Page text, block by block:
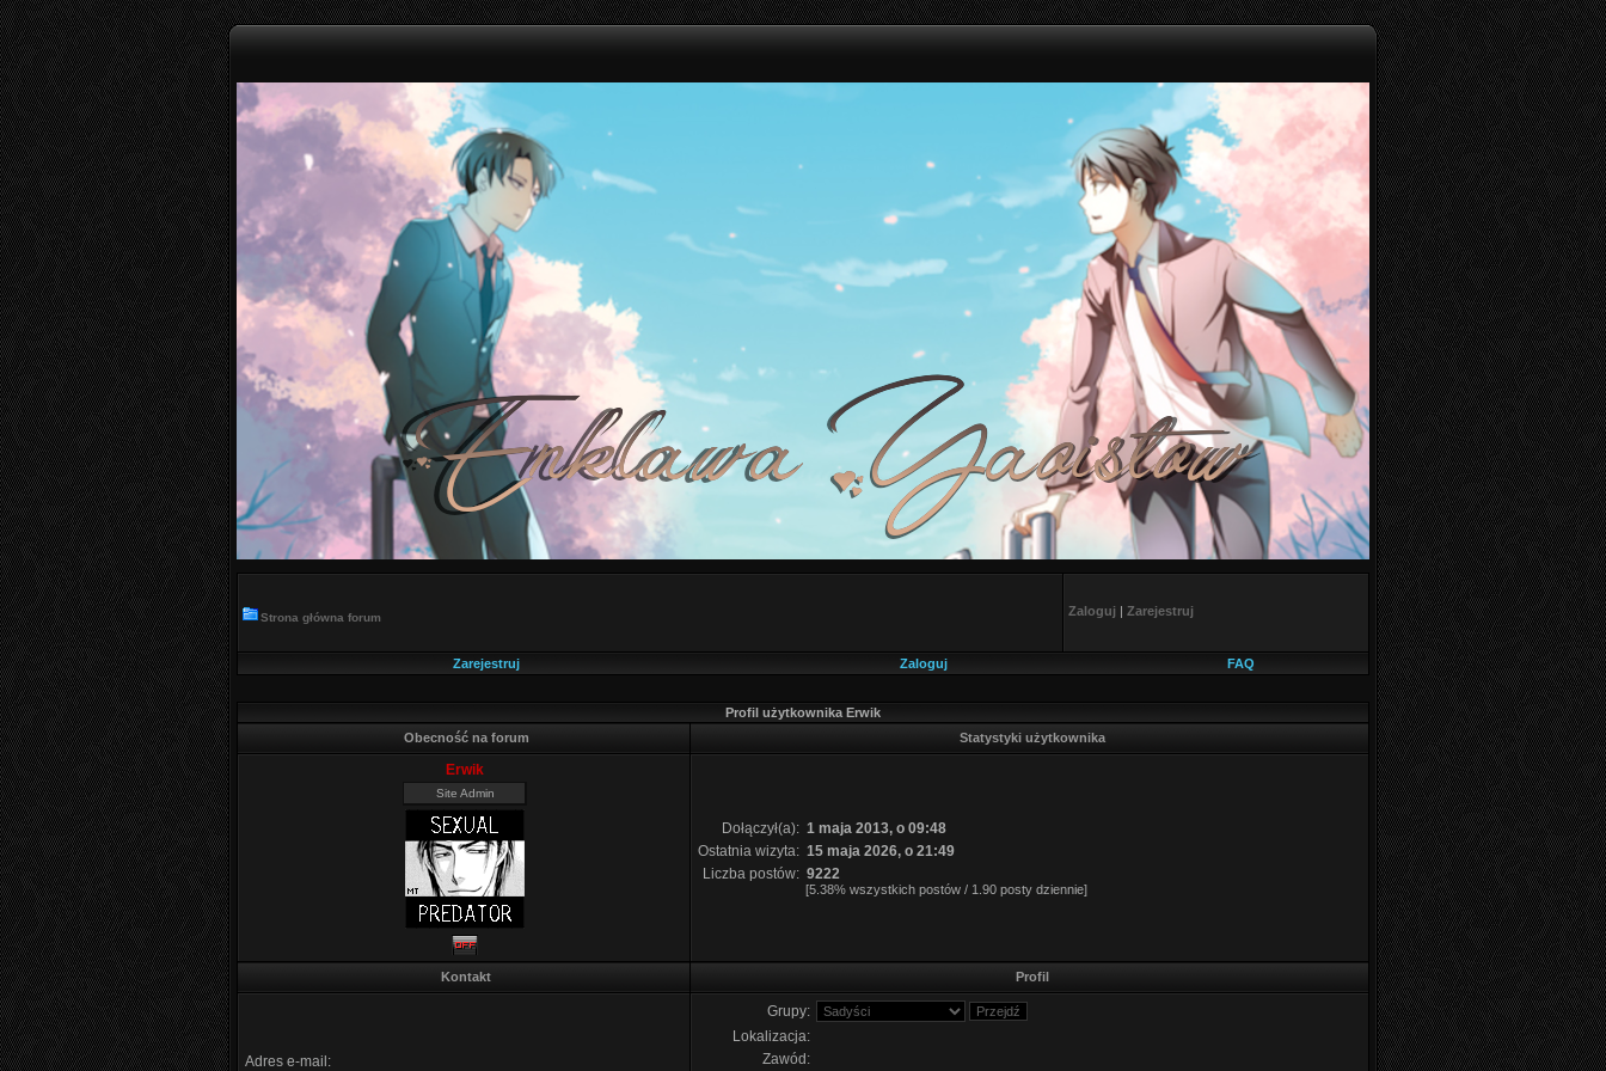
Strona główna forum Zaloguj | Zarejestruj
Zarejestruj Zaloguj FAQ
Profil użytkownika Erwik
Obecność na forum
Statystyki użytkownika
Erwik
Site Admin
Dołączył(a): 1 maja 2013, o 09:48
Ostatnia wizyta: 15 maja 2026, o 21:49
Liczba postów: 9222
[5.38% wszystkich postów / 1.90 posty dziennie]
Kontakt Profil
Adres e-mail:
Grupy:
Lokalizacja:
Zawód: